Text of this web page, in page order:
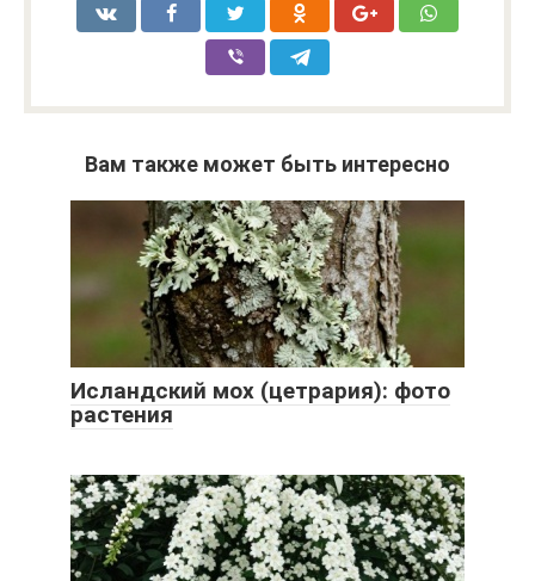
Вам также может быть интересно
Исландский мох (цетрария): фото
растения